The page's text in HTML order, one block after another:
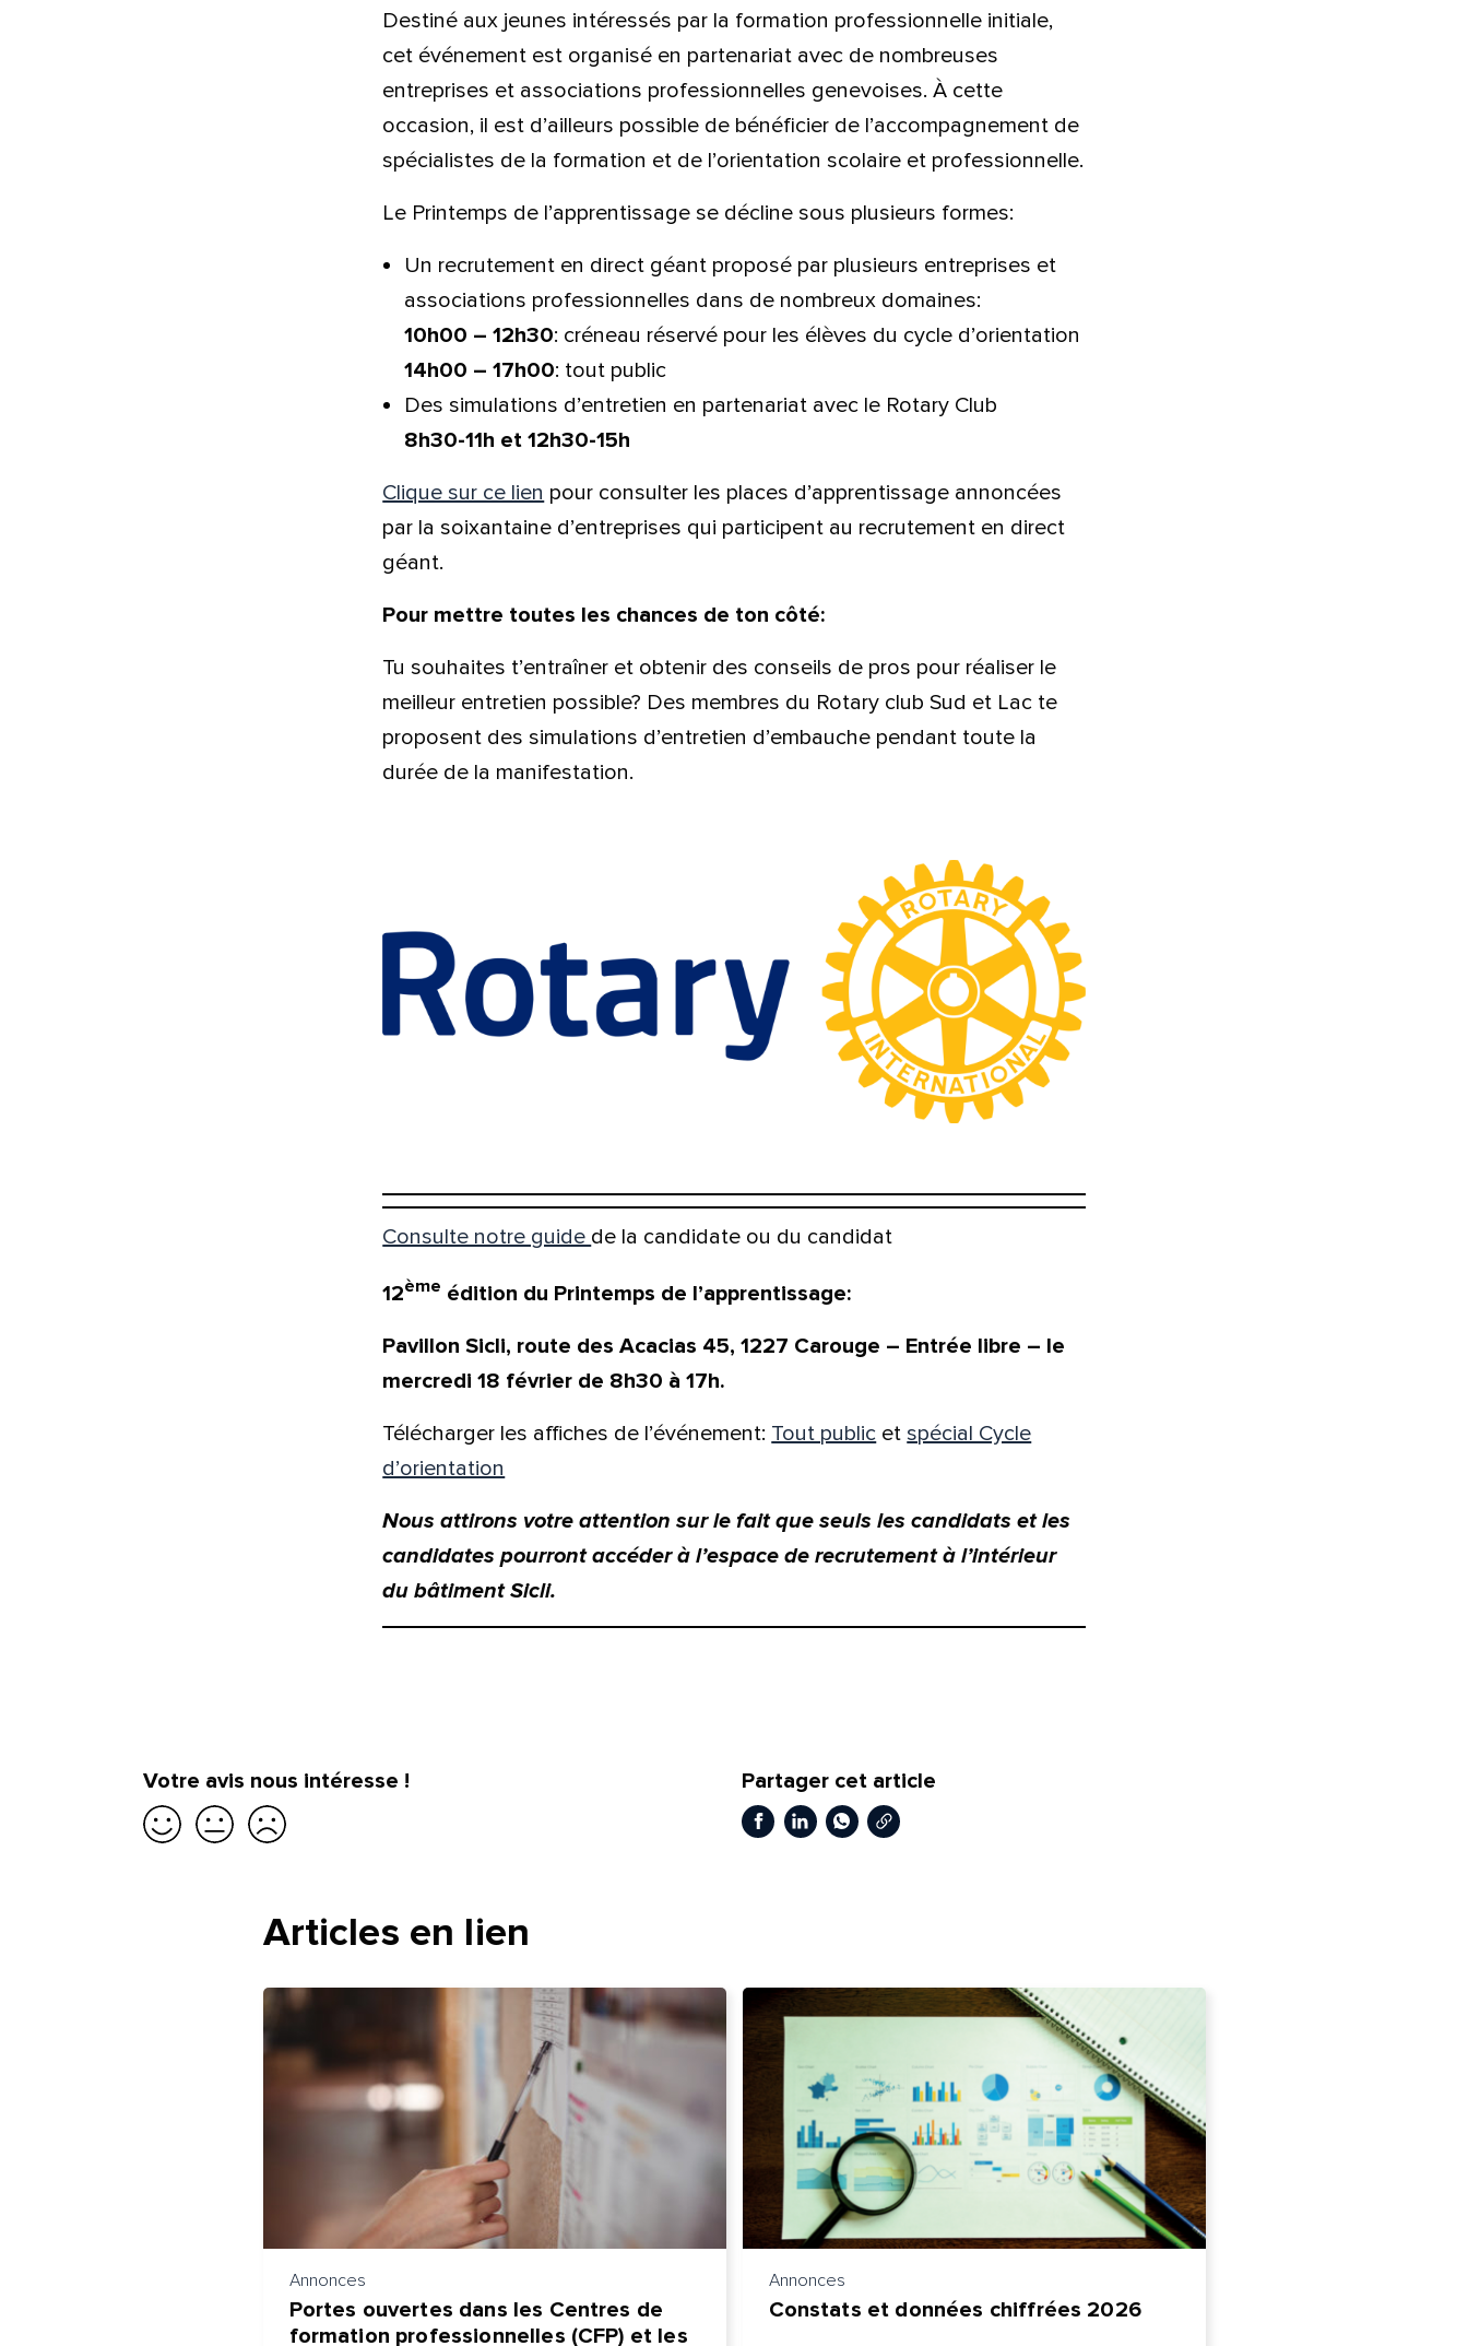
Destiné aux jeunes intéressés par la formation professionnelle initiale,
cet événement est organisé en partenariat avec de nombreuses
entreprises et associations professionnelles genevoises. À cette
occasion, il est d’ailleurs possible de bénéficier de l’accompagnement de
spécialistes de la formation et de l’orientation scolaire et professionnelle.
Le Printemps de l’apprentissage se décline sous plusieurs formes:
Un recrutement en direct géant proposé par plusieurs entreprises et
associations professionnelles dans de nombreux domaines:
10h00 – 12h30: créneau réservé pour les élèves du cycle d’orientation
14h00 – 17h00: tout public
Des simulations d’entretien en partenariat avec le Rotary Club
8h30-11h et 12h30-15h
Clique sur ce lien pour consulter les places d’apprentissage annoncées
par la soixantaine d’entreprises qui participent au recrutement en direct
géant.
Pour mettre toutes les chances de ton côté:
Tu souhaites t’entraîner et obtenir des conseils de pros pour réaliser le
meilleur entretien possible? Des membres du Rotary club Sud et Lac te
proposent des simulations d’entretien d’embauche pendant toute la
durée de la manifestation.
Consulte notre guide de la candidate ou du candidat
12ème édition du Printemps de l’apprentissage:
Pavillon Sicli, route des Acacias 45, 1227 Carouge – Entrée libre – le
mercredi 18 février de 8h30 à 17h.
Télécharger les affiches de l’événement: Tout public et spécial Cycle
d’orientation
Nous attirons votre attention sur le fait que seuls les candidats et les
candidates pourront accéder à l’espace de recrutement à l’intérieur
du bâtiment Sicli.
Votre avis nous intéresse !
Partager cet article
Facebook
LinkedInWhatsAppCopier le lien
Articles en lien
Annonces
Portes ouvertes dans les Centres de
formation professionnelles (CFP) et les
Annonces
Constats et données chiffrées 2026
Prénom et nom*
Adresse e-mail*
Message*
Quelle est la pertinence de cette
page?
Commentaire*